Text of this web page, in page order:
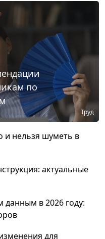
по
Труд
и нельзя шуметь в
актуальные
в 2026 году:
для